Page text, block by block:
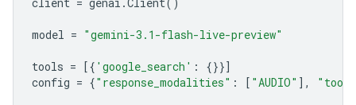
model = "gemini-3.1-flash-live-preview"
tools = [{ 'google_search' :
{}}]
config = {"response_modalities" : [ "AUDIO" ],